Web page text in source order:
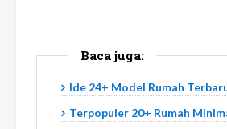
Baca juga:
Ide 24+ Model Rumah
Terpopuler 20+ Rumah